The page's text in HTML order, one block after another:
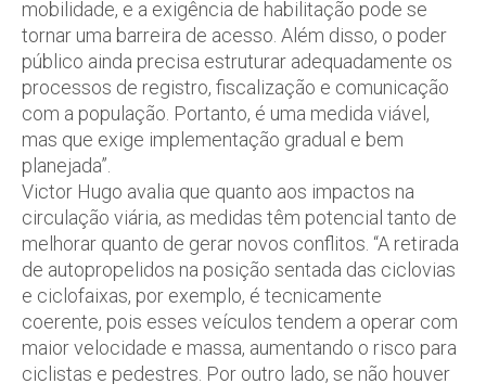
mobilidade, e a exigência de habilitação pode se
tornar uma barreira de acesso. Além disso, o poder
público ainda precisa estruturar adequadamente os
processos de registro, fiscalização e comunicação
com a população. Portanto, é uma medida viável,
mas que exige implementação gradual e bem
planejada”.
Victor Hugo avalia que quanto aos impactos na
circulação viária, as medidas têm potencial tanto de
melhorar quanto de gerar novos conflitos. “A retirada
de autopropelidos na posição sentada das ciclovias
e ciclofaixas, por exemplo, é tecnicamente
coerente, pois esses veículos tendem a operar com
maior velocidade e massa, aumentando o risco para
ciclistas e pedestres. Por outro lado, se não houver